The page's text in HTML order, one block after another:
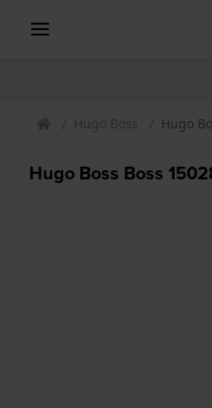
Hugo Boss Hugo
Hugo Boss Boss